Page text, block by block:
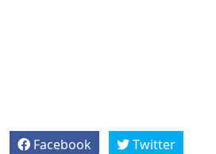
Facebook Twitter